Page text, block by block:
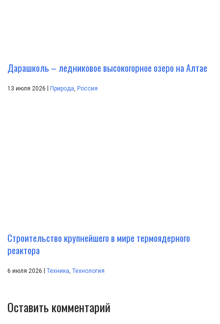
Дарашколь – ледниковое высокогорное озеро на Алтае
13 июля 2026 Природа, Россия
Строительство крупнейшего в мире термоядерного
реактора
6 июля 2026 | Техника Технология
Оставить комментарий